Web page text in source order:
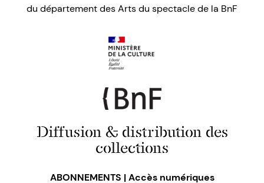
du département des Arts du spectacle de la BnF
Diffusion & distribution des
collections
ABONNEMENTS | Accès numériques